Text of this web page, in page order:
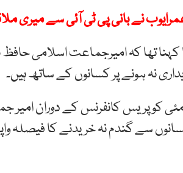
عمرایوب نے بانی پی ٹی آئی سے میری
کہنا تھا کہ امیرجماعت اسلامی
نہ ہونے پر کسانوں کے ساتھ ہیں۔
رہے کہ 2 مئی کو پریس کانفرنس کے
سے گندم نہ خریدنے کا فیصلہ